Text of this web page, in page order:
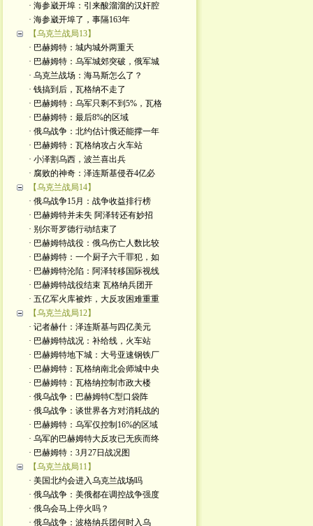
· 海参崴开埠：引来酸溜溜的汉奸腔
· 海参崴开埠了，事隔163年
【乌克兰战局13】
· 巴赫姆特：城内城外两重天
· 巴赫姆特：乌军城郊突破，俄军城
· 乌克兰战场：海马斯怎么了？
· 钱搞到后，瓦格纳不走了
· 巴赫姆特：乌军只剩不到5%，瓦格
· 巴赫姆特：最后8%的区域
· 俄乌战争：北约估计俄还能撑一年
· 巴赫姆特：瓦格纳攻占火车站
· 小泽割乌西，波兰喜出兵
· 腐败的神奇：泽连斯基侵吞4亿必
【乌克兰战局14】
· 俄乌战争15月：战争收益排行榜
· 巴赫姆特并未失 阿泽转还有妙招
· 别尔哥罗德行动结束了
· 巴赫姆特战役：俄乌伤亡人数比较
· 巴赫姆特：一个厨子六千罪犯，如
· 巴赫姆特沦陷：阿泽转移国际视线
· 巴赫姆特战役结束 瓦格纳兵团开
· 五亿军火库被炸，大反攻困难重重
【乌克兰战局12】
· 记者赫什：泽连斯基与四亿美元
· 巴赫姆特战况：补给线，火车站
· 巴赫姆特地下城：大号亚速钢铁厂
· 巴赫姆特：瓦格纳南北会师城中央
· 巴赫姆特：瓦格纳控制市政大楼
· 俄乌战争：巴赫姆特C型口袋阵
· 俄乌战争：谈世界各方对消耗战的
· 巴赫姆特：乌军仅控制16%的区域
· 乌军的巴赫姆特大反攻已无疾而终
· 巴赫姆特：3月27日战况图
【乌克兰战局11】
· 美国北约会进入乌克兰战场吗
· 俄乌战争：美俄都在调控战争强度
· 俄乌会马上停火吗？
· 俄乌战争：波格纳兵团何时入乌